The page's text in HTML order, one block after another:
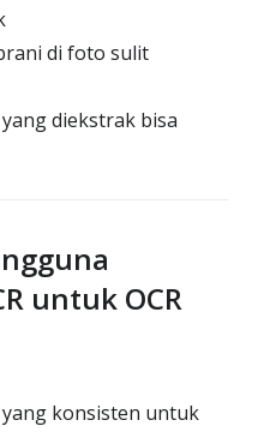
di foto sulit
diekstrak bisa
untuk OCR
konsisten untuk